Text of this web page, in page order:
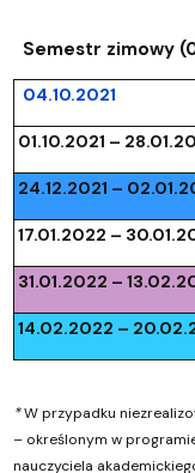
Semestr zimowy
04.10.2021
01.10.2021 –
24.12.2021 –
17.01.2022 –
31.01.2022 –
14.02.2022 –
*W przypadku
– określonym w
nauczyciela